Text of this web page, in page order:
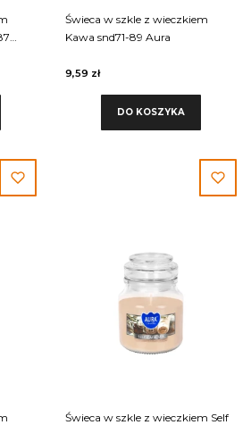
Świeca w szkle z wieczkiem
Kawa snd71-89 Aura
9,59 zł
DO KOSZYKA
Świeca w szkle z wieczkiem Self